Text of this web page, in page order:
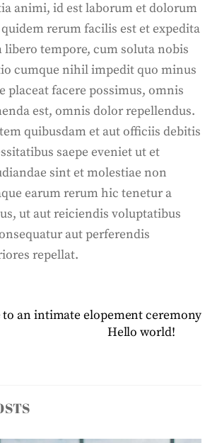
animi, id est laborum et dolorum
rerum facilis est et expedita
tempore, cum soluta nobis
cumque nihil impedit quo minus
placeat facere possimus, omnis
est, omnis dolor repellendus.
quibusdam et aut officiis debitis
saepe eveniet ut et
sint et molestiae non
earum rerum hic tenetur a
ut aut reiciendis voluptatibus
aut perferendis
repellat.
to an intimate elopement ceremony
Hello world!